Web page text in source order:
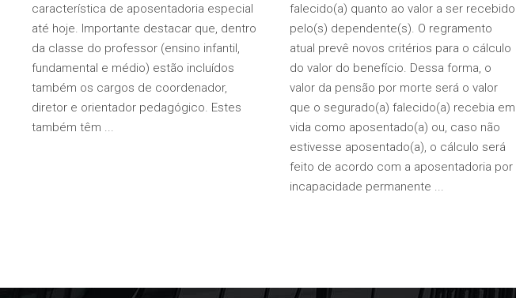
característica de aposentadoria especial
até hoje. Importante destacar que, dentro
da classe do professor (ensino infantil,
fundamental e médio) estão incluídos
também os cargos de coordenador,
diretor e orientador pedagógico. Estes
também têm
falecido(a) quanto ao valor a ser recebido
pelo(s) dependente(s). O regramento
atual prevê novos critérios para o cálculo
do valor do benefício. Dessa forma, o
valor da pensão por morte será o valor
que o segurado(a) falecido(a) recebia em
vida como aposentado(a) ou, caso não
estivesse aposentado(a), o cálculo será
feito de acordo com a aposentadoria por
incapacidade permanente